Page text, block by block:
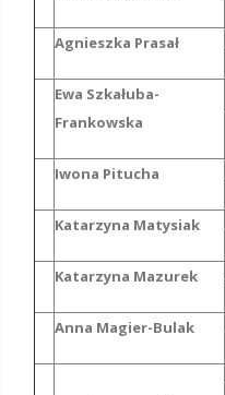
Agnieszka Prasał
Ewa Szkałuba-
Frankowska
Iwona Pitucha
Katarzyna Matysiak
Katarzyna Mazurek
Anna Magier-Bulak